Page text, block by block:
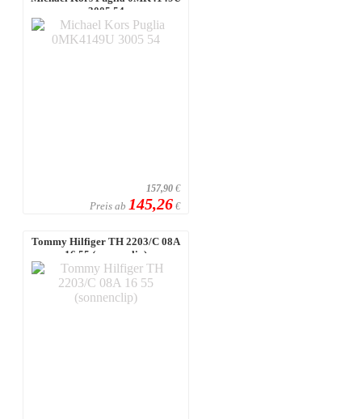
3005 54
157,90 €
Preis ab 145,26 €
Tommy Hilfiger TH 2203/C 08A
16 55 (sonnenclip)